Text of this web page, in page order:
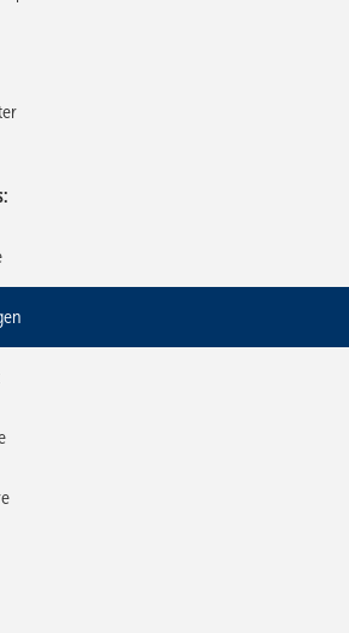
die Verunsicherung nehmen und sie
Mitgliedsunternehmen
Sanitärtechnik und -design hat sich im
der deutschen Sanitärindustrie hellen sich im
auf. Das ist das Ergebnis einer Umfrage des
Sanitärtechnik und -design, der die Zahlen
dem VDMA-Fachverband Armaturen unter
Zwar weist die VDMA-Prognose im
einen Rückgang im Inland in Höhe
erwarten die Unternehmen aber ein
von 0,3 %. Damit fallen die Einschätzungen
besser als für das 1. Halbjahr 2024
Sicht